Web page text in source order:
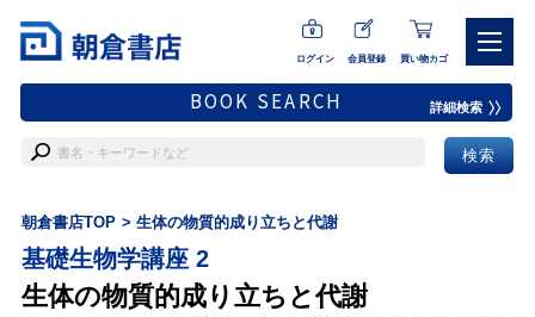
ログイン 会員登録 買い物カゴ
BOOK SEARCH 詳細検索
朝倉書店TOP 生体の物質的成り立ちと代謝
基礎生物学講座 2
生体の物質的成り立ちと代謝